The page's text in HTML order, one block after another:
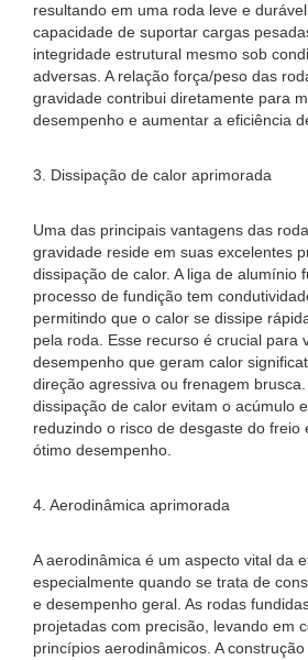
resultando em uma roda leve e
capacidade de suportar cargas
integridade estrutural mesmo sob
adversas. A relação força/peso das
gravidade contribui diretamente para
desempenho e aumentar a eficiência
3. Dissipação de calor aprimorada
Uma das principais vantagens das
gravidade reside em suas excelentes
dissipação de calor. A liga de alumínio
processo de fundição tem
permitindo que o calor se dissipe
pela roda. Esse recurso é crucial para
desempenho que geram calor
direção agressiva ou frenagem
dissipação de calor evitam o acúmulo
reduzindo o risco de desgaste do freio
ótimo desempenho.
4. Aerodinâmica aprimorada
A aerodinâmica é um aspecto vital da
especialmente quando se trata de
e desempenho geral. As rodas
projetadas com precisão, levando em
princípios aerodinâmicos. A